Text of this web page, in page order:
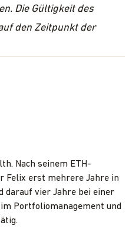
Die Gültigkeit des
den Zeitpunkt der
Nach seinem ETH-
Felix erst mehrere Jahre in
darauf vier Jahre bei einer
Portfoliomanagement und